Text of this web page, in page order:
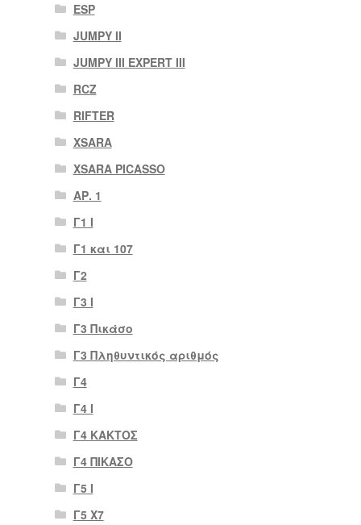
ESP
JUMPY II
JUMPY III EXPERT III
RCZ
RIFTER
XSARA
XSARA PICASSO
ΑΡ. 1
Γ1 Ι
Γ1 και 107
Γ2
Γ3 Ι
Γ3 Πικάσο
Γ3 Πληθυντικός αριθμός
Γ4
Γ4 Ι
Γ4 ΚΑΚΤΟΣ
Γ4 ΠΙΚΑΣΟ
Γ5 Ι
Γ5 Χ7